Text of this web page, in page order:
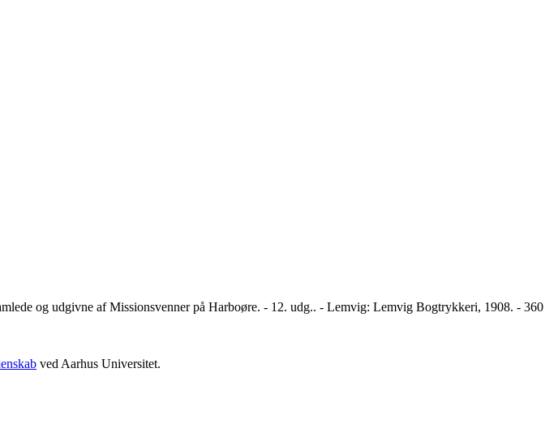
og udgivne af Missionsvenner på Harboøre. - 12. udg.. - Lemvig: Lemvig Bogtrykkeri, 1908. - 360
ved Aarhus Universitet.